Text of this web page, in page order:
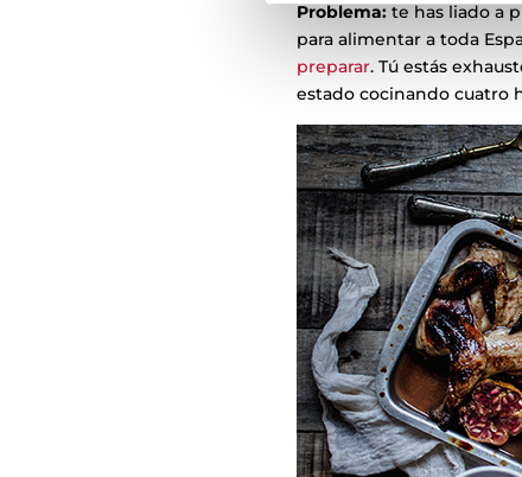
Problema:te has liado a
para alimentar a toda
preparar. Tú estás
estado cocinando cuatro